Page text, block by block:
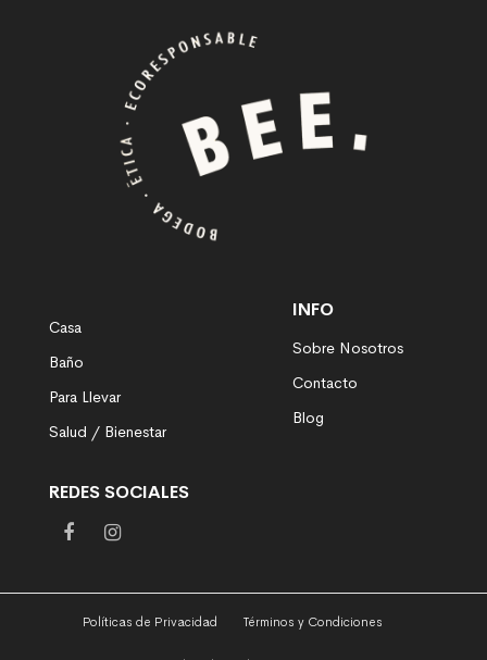
Casa
Baño
Para Llevar
Salud / Bienestar
INFO
Sobre Nosotros
Contacto
Blog
REDES SOCIALES
Políticas de Privacidad Términos y Condiciones